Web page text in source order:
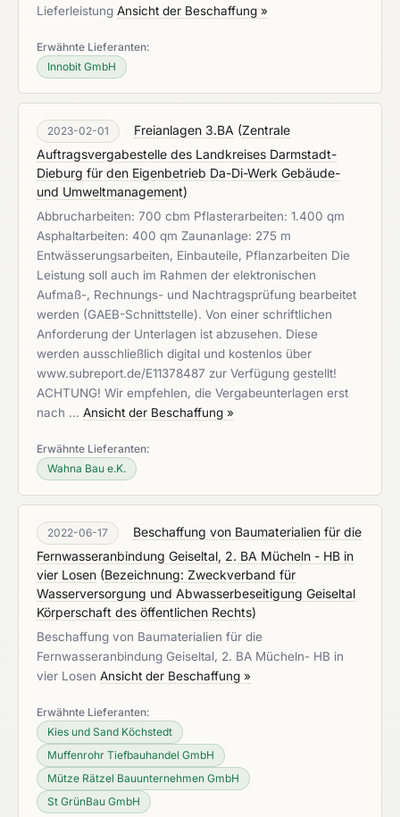
Lieferleistung Ansicht der Beschaffung »
Erwähnte Lieferanten:
Innobit GmbH
2023-02-01 Freianlagen 3.BA (Zentrale
Auftragsvergabestelle des Landkreises Darmstadt-
Dieburg für den Eigenbetrieb Da-Di-Werk Gebäude-
und Umweltmanagement)
Abbrucharbeiten: 700 cbm Pflasterarbeiten: 1.400 qm
Asphaltarbeiten: 400 qm Zaunanlage: 275 m
Entwässerungsarbeiten, Einbauteile, Pflanzarbeiten Die
Leistung soll auch im Rahmen der elektronischen
Aufmaß-, Rechnungs- und Nachtragsprüfung bearbeitet
werden (GAEB-Schnittstelle). Von einer schriftlichen
Anforderung der Unterlagen ist abzusehen. Diese
werden ausschließlich digital und kostenlos über
www.subreport.de/E11378487 zur Verfügung gestellt!
ACHTUNG! Wir empfehlen, die Vergabeunterlagen erst
nach … Ansicht der Beschaffung »
Erwähnte Lieferanten:
Wahna Bau e.K.
2022-06-17
Beschaffung von Baumaterialien für die
Fernwasseranbindung Geiseltal, 2. BA Mücheln - HB in
vier Losen (Bezeichnung: Zweckverband für
Wasserversorgung und Abwasserbeseitigung Geiseltal
Körperschaft des öffentlichen Rechts)
Beschaffung von Baumaterialien für die
Fernwasseranbindung Geiseltal, 2. BA Mücheln- HB in
vier Losen Ansicht der Beschaffung »
Erwähnte Lieferanten:
Kies und Sand Köchstedt
Muffenrohr Tiefbauhandel GmbH
Mütze Rätzel Bauunternehmen GmbH
St GrünBau GmbH